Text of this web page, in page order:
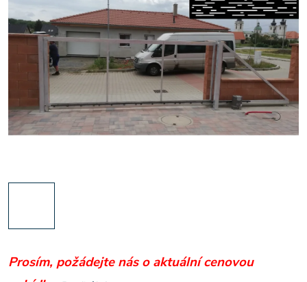
Prosím, požádejte nás o aktuální cenovou